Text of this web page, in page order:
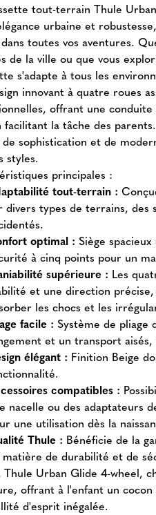
tout-terrain Thule
urbaine et
toutes vos aventures.
de la ville ou que vous
s'adapte à tous les
innovant à quatre roues
offrant une
la tâche des
sophistication et de
styles.
principales :
tout-terrain :
divers types de terrains, des
optimal : Siège
à cinq points pour un
supérieure : Les
et une direction
les chocs et les
facile : Système de pliage
et un transport
élégant : Finition Beige
compatibles :
nacelle ou des adaptateurs
une utilisation dès la
Thule : Bénéficie de la
matière de durabilité et de
Thule Urban Glide 4-wheel,
offrant à l'enfant un
d'esprit inégalée.